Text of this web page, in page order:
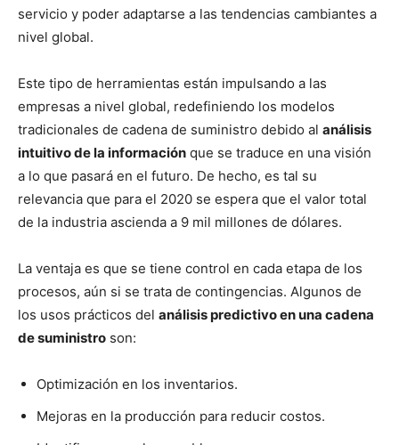
servicio y poder adaptarse a las tendencias cambiantes a
nivel global.
Este tipo de herramientas están impulsando a las
empresas a nivel global, redefiniendo los modelos
tradicionales de cadena de suministro debido al análisis
intuitivo de la información que se traduce en una visión
a lo que pasará en el futuro. De hecho, es tal su
relevancia que para el 2020 se espera que el valor total
de la industria ascienda a 9 mil millones de dólares.
La ventaja es que se tiene control en cada etapa de los
procesos, aún si se trata de contingencias. Algunos de
los usos prácticos del análisis predictivo en una cadena
de suministro son:
Optimización en los inventarios.
Mejoras en la producción para reducir costos.